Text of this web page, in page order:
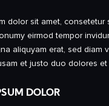
dolor sit amet, consetetur
eirmod tempor
aliquyam erat, sed diam
et justo duo dolores et
DOLOR